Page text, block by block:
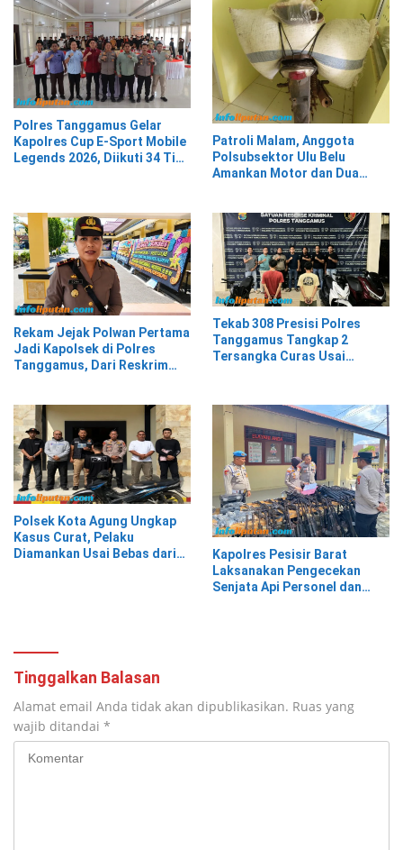
Polres Tanggamus Gelar
Kapolres Cup E-Sport Mobile
Legends 2026, Diikuti 34 Tim
Patroli Malam, Anggota
Polsubsektor Ulu Belu
Amankan Motor dan Dua
Rekam Jejak Polwan Pertama
Jadi Kapolsek di Polres
Tanggamus, Dari Reskrim
Tekab 308 Presisi Polres
Tanggamus Tangkap 2
Tersangka Curas Usai
Polsek Kota Agung Ungkap
Kasus Curat, Pelaku
Diamankan Usai Bebas dari
Kapolres Pesisir Barat
Laksanakan Pengecekan
Senjata Api Personel dan
Tinggalkan Balasan
Alamat email Anda tidak akan dipublikasikan. Ruas yang
wajib ditandai *